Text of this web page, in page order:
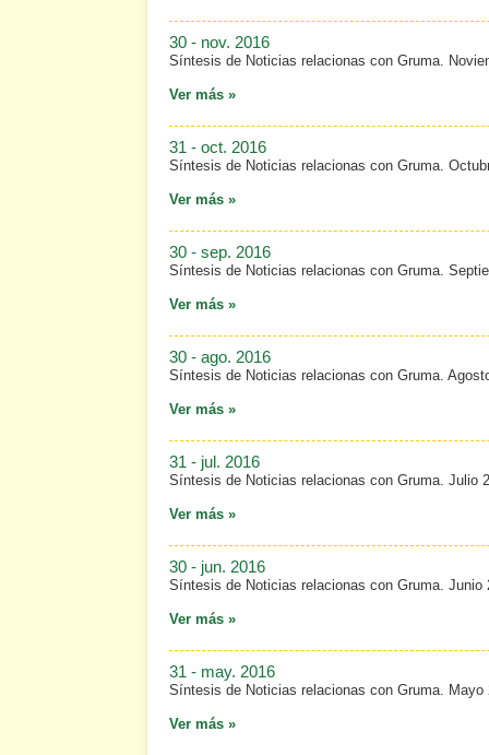
30 - nov. 2016
Síntesis de Noticias relacionas con Gruma.
Ver más »
31 - oct. 2016
Síntesis de Noticias relacionas con Gruma.
Ver más »
30 - sep. 2016
Síntesis de Noticias relacionas con Gruma.
Ver más »
30 - ago. 2016
Síntesis de Noticias relacionas con Gruma.
Ver más »
31 - jul. 2016
Síntesis de Noticias relacionas con Gruma. Julio
Ver más »
30 - jun. 2016
Síntesis de Noticias relacionas con Gruma. Junio
Ver más »
31 - may. 2016
Síntesis de Noticias relacionas con Gruma. Mayo
Ver más »